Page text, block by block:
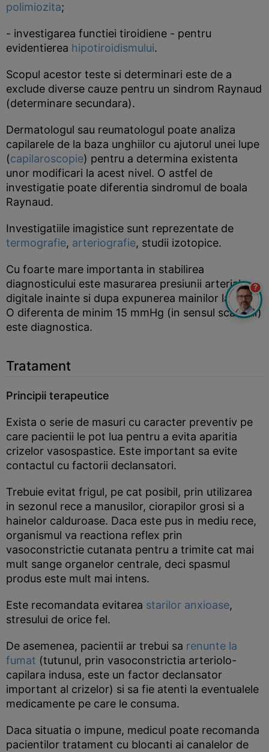
polimiozita;
- investigarea functiei tiroidiene - pentru
evidentierea hipotiroidismului.
Scopul acestor teste si determinari este de a
exclude diverse cauze pentru un sindrom Raynaud
(determinare secundara).
Dermatologul sau reumatologul poate analiza
capilarele de la baza unghiilor cu ajutorul unei lupe
(capilaroscopie) pentru a determina existenta
unor modificari la acest nivel. O astfel de
investigatie poate diferentia sindromul de boala
Raynaud.
Investigatiile imagistice sunt reprezentate de
termografie, arteriografie, studii izotopice.
Cu foarte mare importanta in stabilirea
diagnosticului este masurarea presiunii arteriale
digitale inainte si dupa expunerea mainilor la frig.
O diferenta de minim 15 mmHg (in sensul scaderii)
este diagnostica.
Tratament
Principii terapeutice
Exista o serie de masuri cu caracter preventiv pe
care pacientii le pot lua pentru a evita aparitia
crizelor vasospastice. Este important sa evite
contactul cu factorii declansatori.
Trebuie evitat frigul, pe cat posibil, prin utilizarea
in sezonul rece a manusilor, ciorapilor grosi si a
hainelor calduroase. Daca este pus in mediu rece,
organismul va reactiona reflex prin
vasoconstrictie cutanata pentru a trimite cat mai
mult sange organelor centrale, deci spasmul
produs este mult mai intens.
Este recomandata evitarea starilor anxioase,
stresului de orice fel.
De asemenea, pacientii ar trebui sa renunte la
fumat (tutunul, prin vasoconstrictia arteriolo-
capilara indusa, este un factor declansator
important al crizelor) si sa fie atenti la eventualele
medicamente pe care le consuma.
Daca situatia o impune, medicul poate recomanda
pacientilor tratament cu blocanti ai canalelor de
?